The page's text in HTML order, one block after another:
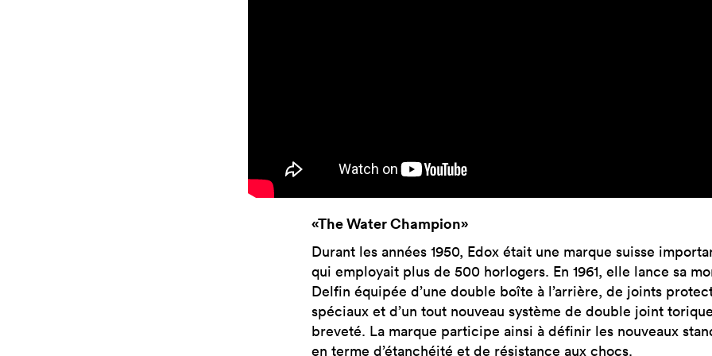
«The Water Champion»
Durant les années 1950, Edox était une marque suisse
qui employait plus de 500 horlogers. En 1961, elle lance sa
Delfin équipée d’une double boîte à l’arrière, de joints
spéciaux et d’un tout nouveau système de double joint torique
breveté. La marque participe ainsi à définir les nouveaux
en terme d’étanchéité et de résistance aux chocs.